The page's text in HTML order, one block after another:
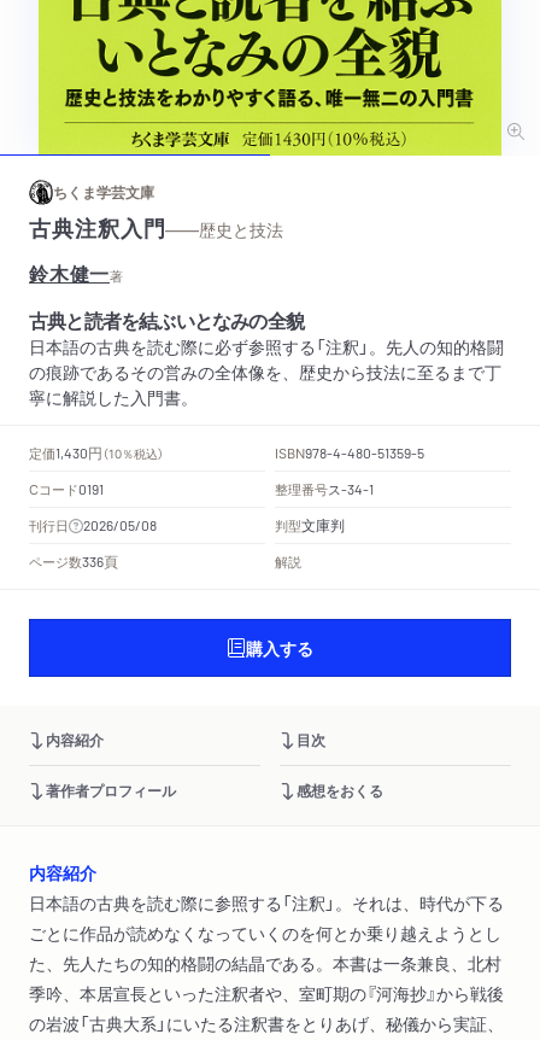
ちくま学芸文庫
古典注釈入門——歴史と技法
鈴木健一著
古典と読者を結ぶいとなみの全貌
日本語の古典を読む際に必ず参照する「注釈」。先人の知的格闘
の痕跡であるその営みの全体像を、歴史から技法に至るまで丁
寧に解説した入門書。
定価1,430円 （10％税込） ISBN978-4-480-51359-5
Cコード0191 整理番号ス-34-1
刊行日 2026/05/08 判型文庫判
ページ数336頁 解説
購入する
内容紹介 目次
著作者プロフィール 感想をおくる
内容紹介
日本語の古典を読む際に参照する「注釈」。それは、時代が下る
ごとに作品が読めなくなっていくのを何とか乗り越えようとし
た、先人たちの知的格闘の結晶である。本書は一条兼良、北村
季吟、本居宣長といった注釈者や、室町期の『河海抄』から戦後
の岩波「古典大系」にいたる注釈書をとりあげ、秘儀から実証、